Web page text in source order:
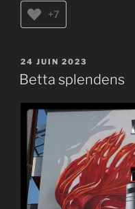
+7
PUBLIÉ
LE
24 JUIN 2023
Betta splendens